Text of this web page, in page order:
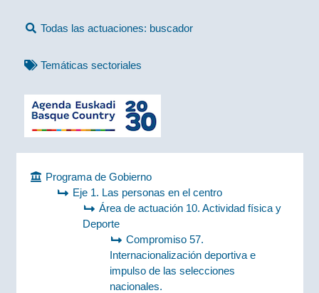
Todas las actuaciones: buscador
Temáticas sectoriales
Programa de Gobierno
Eje 1. Las personas en el centro
Área de actuación 10. Actividad física y
Deporte
Compromiso 57.
Internacionalización deportiva e
impulso de las selecciones
nacionales.